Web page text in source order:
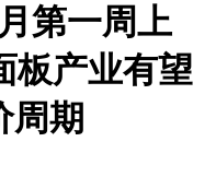
第一周上
板产业有望
周期